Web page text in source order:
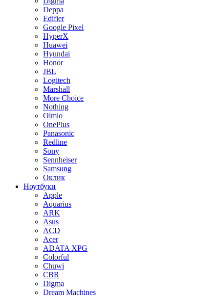
Deppa
Edifier
Google Pixel
HyperX
Huawei
Hyundai
Honor
JBL
Logitech
Marshall
More Choice
Nothing
Olmio
OnePlus
Panasonic
Redline
Sony
Sennheiser
Samsung
Оклик
Ноутбуки
Apple
Aquarius
ARK
Asus
ACD
Acer
ADATA XPG
Colorful
Chuwi
CBR
Digma
Dream Machines